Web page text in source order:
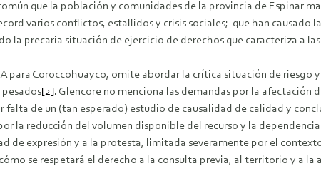
que la población y comunidades de la provincia de Espinar
varios conflictos, estallidos y crisis sociales; que han causado
la precaria situación de ejercicio de derechos que caracteriza a
para Coroccohuayco, omite abordar la crítica situación de
[2]. Glencore no menciona las demandas por la
falta de un (tan esperado) estudio de causalidad de calidad y
la reducción del volumen disponible del recurso y la
de expresión y a la protesta, limitada severamente por el
se respetará el derecho a la consulta previa, al territorio y a